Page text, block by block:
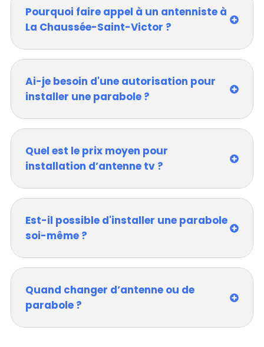
Pourquoi faire appel à un antenniste à
La Chaussée-Saint-Victor ?
Ai-je besoin d'une autorisation pour
installer une parabole ?
Quel est le prix moyen pour
installation d’antenne tv ?
Est-il possible d'installer une parabole
soi-même ?
Quand changer d’antenne ou de
parabole ?